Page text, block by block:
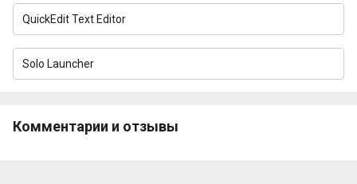
QuickEdit Text Editor
Solo Launcher
Комментарии и отзывы